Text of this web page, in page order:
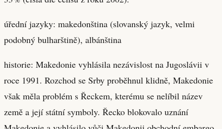
úřední jazyky: makedonština (slovanský jazyk, velmi
podobný bulharštině), albánština
historie: Makedonie vyhlásila nezávislost na Jugoslávii v
roce 1991. Rozchod se Srby proběhnul klidně, Makedonie
však měla problém s Řeckem, kterému se nelíbil název
země a její státní symboly. Řecko blokovalo uznání